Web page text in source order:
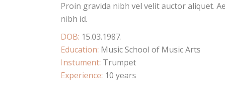
Proin gravida nibh vel velit auctor aliquet.
nibh id.
DOB: 15.03.1987.
Education: Music School of Music Arts
Instument: Trumpet
Experience: 10 years